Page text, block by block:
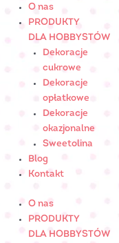
content
O nas
PRODUKTY
DLA HOBBYSTÓW
Dekoracje
cukrowe
Dekoracje
opłatkowe
Dekoracje
okazjonalne
Sweetolina
Blog
Kontakt
O nas
PRODUKTY
DLA HOBBYSTÓW
ilość
FREZJA
czarna